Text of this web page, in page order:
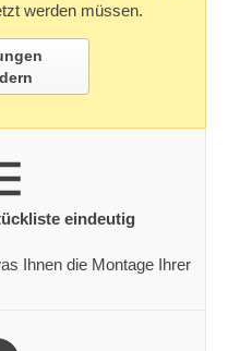
werden müssen.
eindeutig
Ihnen die Montage Ihrer